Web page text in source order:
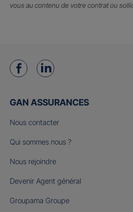
vous au contenu de votre contrat ou
GAN ASSURANCES
Nous contacter
Qui sommes nous ?
Nous rejoindre
Devenir Agent général
Groupama Groupe